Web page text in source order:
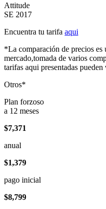
Attitude
SE 2017
Encuentra tu tarifa aqui
*La comparación de precios es
mercado,tomada de varios
tarifas aqui presentadas pueden
Otros*
Plan forzoso
a 12 meses
$7,371
anual
$1,379
pago inicial
$8,799